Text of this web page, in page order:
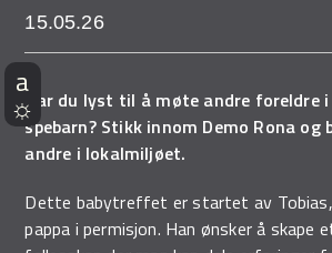
15.05.26
Har du lyst til å møte andre foreldre
spebarn? Stikk innom Demo Rona og
andre i lokalmiljøet.
Dette babytreffet er startet av
pappa i permisjon. Han ønsker å skape